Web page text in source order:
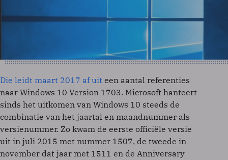
Die leidt maart 2017 af uit een aantal referenties
naar Windows 10 Version 1703. Microsoft hanteert
sinds het uitkomen van Windows 10 steeds de
combinatie van het jaartal en maandnummer als
versienummer. Zo kwam de eerste officiële versie
uit in juli 2015 met nummer 1507, de tweede in
november dat jaar met 1511 en de Anniversary